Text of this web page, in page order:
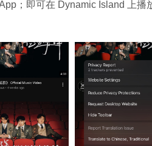
；即可在 Dynamic Island 上播